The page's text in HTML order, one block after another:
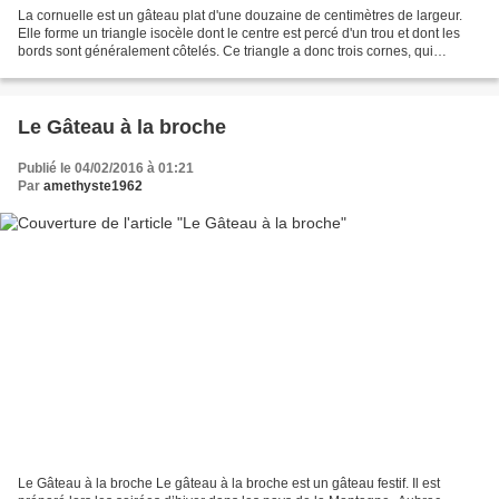
La cornuelle est un gâteau plat d'une douzaine de centimètres de largeur.
Elle forme un triangle isocèle dont le centre est percé d'un trou et dont les
bords sont généralement côtelés. Ce triangle a donc trois cornes, qui
Le Gâteau à la broche
Publié le 04/02/2016 à 01:21
Par amethyste1962
Le Gâteau à la broche Le gâteau à la broche est un gâteau festif. Il est